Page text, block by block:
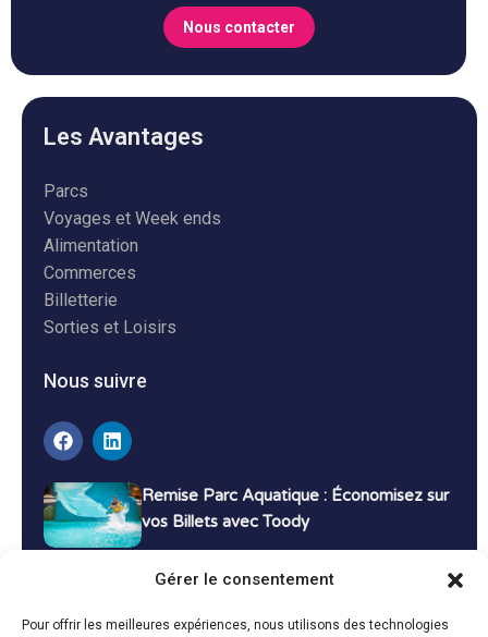
Gérer le consentement
Pour offrir les meilleures expériences, nous utilisons des technologies
Nous contacter
Les Avantages
Parcs
Voyages et Week ends
Alimentation
Commerces
Billetterie
Sorties et Loisirs
Nous suivre
Remise Parc Aquatique : Économisez sur
vos Billets avec Toody
Bons Plans Voyage : Économisez sur vos